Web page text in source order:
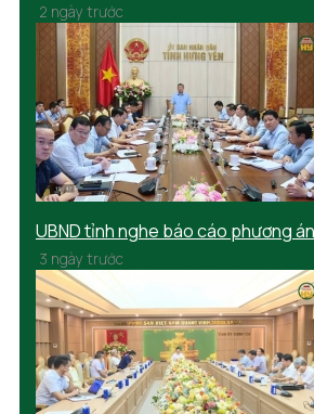
2 ngày trước
UBND tỉnh nghe báo cáo phương
3 ngày trước